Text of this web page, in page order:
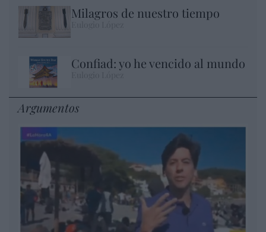
Milagros de nuestro tiempo
Confiad: yo he vencido al mundo
Argumentos